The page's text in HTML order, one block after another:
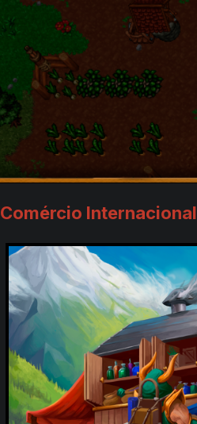
Comércio Internacional